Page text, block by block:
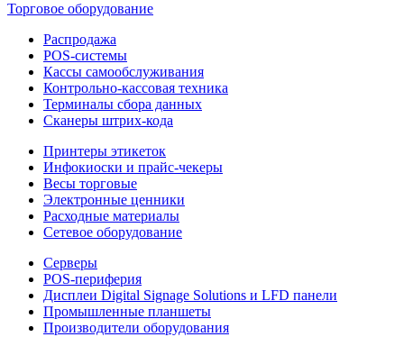
Торговое оборудование
Распродажа
POS-системы
Кассы самообслуживания
Контрольно-кассовая техника
Терминалы сбора данных
Сканеры штрих-кода
Принтеры этикеток
Инфокиоски и прайс-чекеры
Весы торговые
Электронные ценники
Расходные материалы
Сетевое оборудование
Серверы
POS-периферия
Дисплеи Digital Signage Solutions и LFD панели
Промышленные планшеты
Производители оборудования